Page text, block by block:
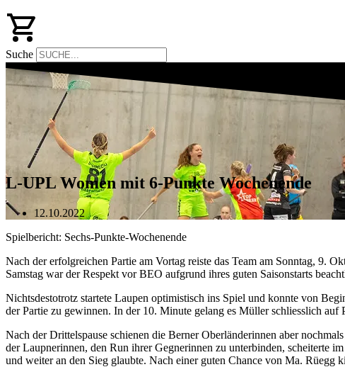
Suche
L-UPL Women mit 6-Punkte Wochenende
12.10.2022
Spielbericht: Sechs-Punkte-Wochenende
Nach der erfolgreichen Partie am Vortag reiste das Team am Sonntag, 9.
Samstag war der Respekt vor BEO aufgrund ihres guten Saisonstarts
Nichtsdestotrotz startete Laupen optimistisch ins Spiel und konnte von
der Partie zu gewinnen. In der 10. Minute gelang es Müller schliesslich
Nach der Drittelspause schienen die Berner Oberländerinnen aber
der Laupnerinnen, den Run ihrer Gegnerinnen zu unterbinden, scheiterte
und weiter an den Sieg glaubte. Nach einer guten Chance von Ma.